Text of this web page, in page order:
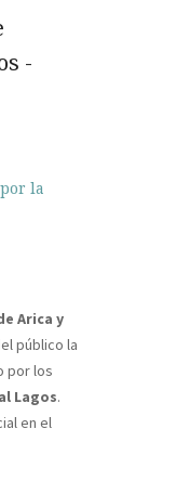
-
la
Arica y
público la
por los
Lagos.
en el